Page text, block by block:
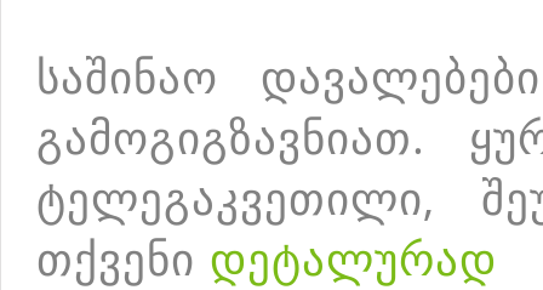
საშინაო
გამოგიგზავნიათ.
ტელეგაკვეთილი,
თქვენი დეტალურად